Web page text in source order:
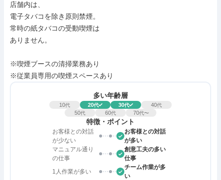
店舗内は、
電子タバコを除き原則禁煙。
常時の紙タバコの受動喫煙は
ありません。
※喫煙ブースの清掃業務あり
※従業員専用の喫煙スペースあり
多い年齢層
10代 20代 30代 40代
50代 60代 70代〜
特徴・ポイント
お客様との対話
が少ない
お客様との対話
が多い
マニュアル通り
の仕事
創意工夫の多い
仕事
1人作業が多い
チーム作業が多
い